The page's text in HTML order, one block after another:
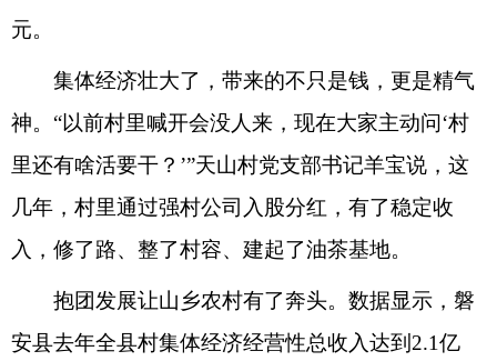
元。
集体经济壮大了，带来的不只是钱，更是精气
神。“以前村里喊开会没人来，现在大家主动问‘村
里还有啥活要干？’”天山村党支部书记羊宝说，这
几年，村里通过强村公司入股分红，有了稳定收
入，修了路、整了村容、建起了油茶基地。
抱团发展让山乡农村有了奔头。数据显示，磐
安县去年全县村集体经济经营性总收入达到2.1亿